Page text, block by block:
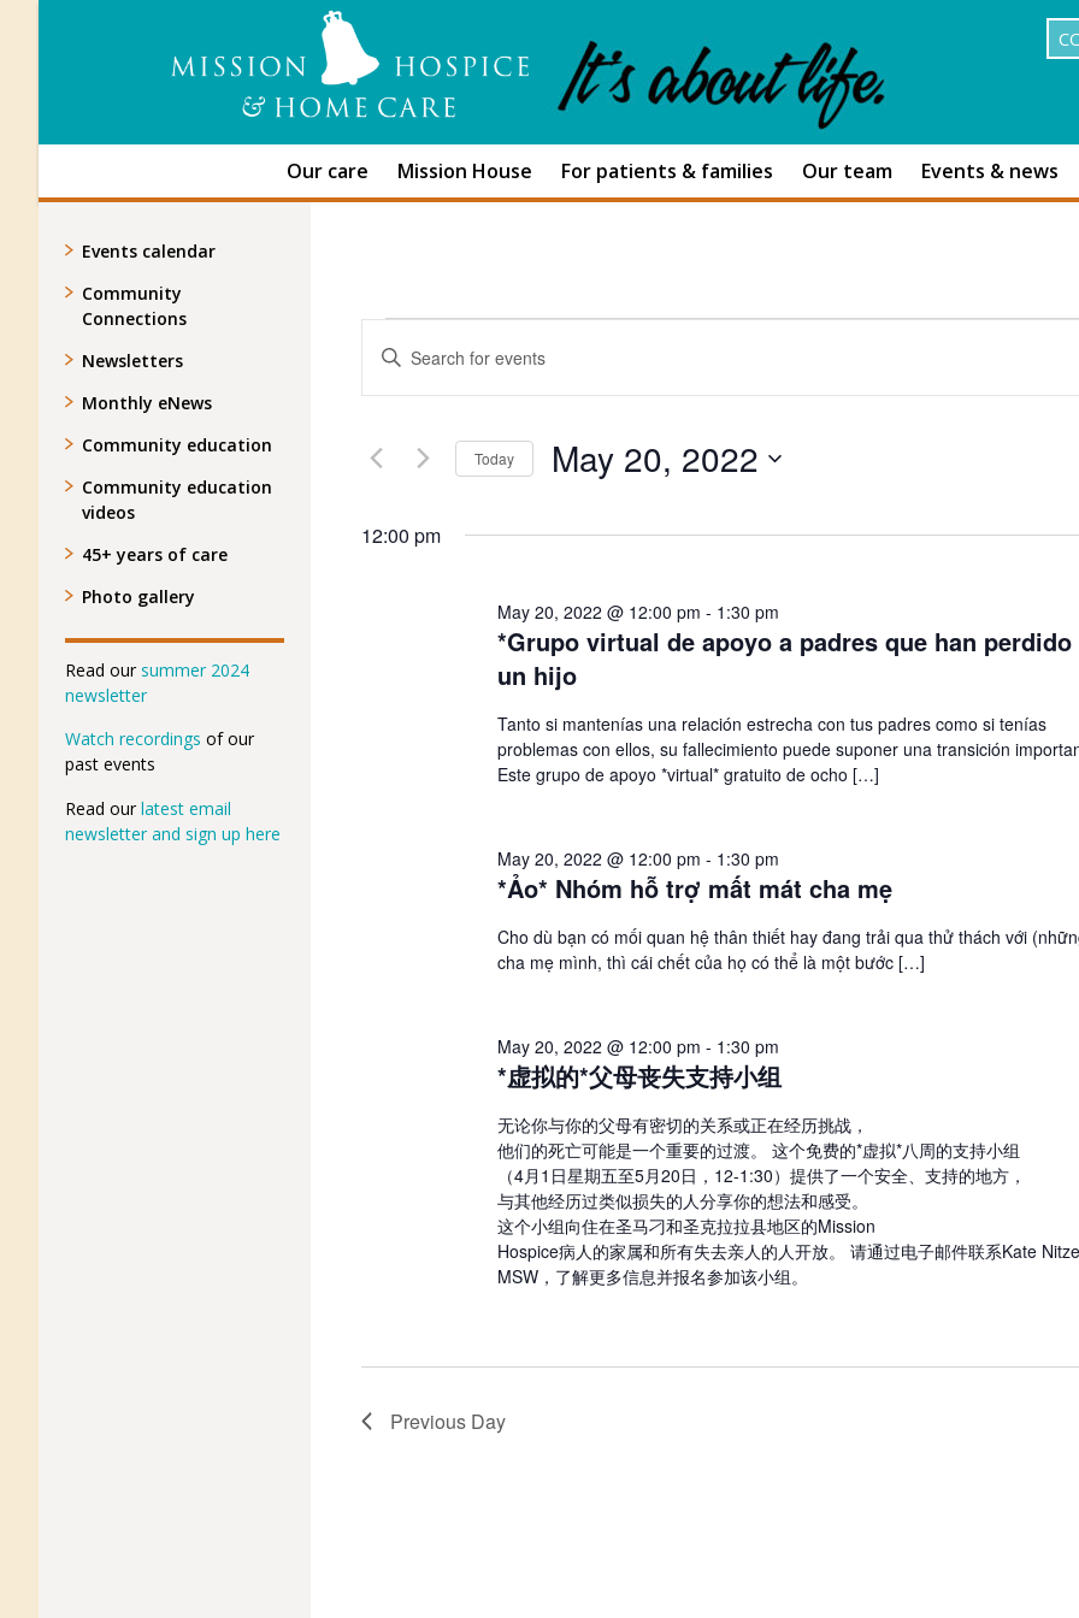
Our care Mission House For patients & families Our team Events & news
Events calendar
Community
Connections
Newsletters
Monthly eNews
Community education
Community education
videos
45+ years of care
Photo gallery
Read our summer 2024
newsletter
Watch recordings of our
past events
Read our latest email
newsletter and sign up here
Events
for
20,
Search
and
Navigation
Enter
Keyword.
Search
Events
Today May 20, 2022
12:00 pm
*Grupo virtual de apoyo a padres que han perdido
un hijo
May 20, 2022 @ 12:00 pm - 1:30 pm
Tanto si mantenías una relación estrecha con tus padres como si tenías
problemas con ellos, su fallecimiento puede suponer una transición
Este grupo de apoyo *virtual* gratuito de ocho […]
*Ảo* Nhóm hỗ trợ mất mát cha mẹ
May 20, 2022 @ 12:00 pm - 1:30 pm
Cho dù bạn có mối quan hệ thân thiết hay đang trải qua thử thách với
cha mẹ mình, thì cái chết của họ có thể là một bước […]
*虚拟的*父母丧失支持小组
May 20, 2022 @ 12:00 pm - 1:30 pm
无论你与你的父母有密切的关系或正在经历挑战，
他们的死亡可能是一个重要的过渡。 这个免费的*虚拟*八周的支持小组
（4月1日星期五至5月20日，12-1:30）提供了一个安全、支持的地方，
与其他经历过类似损失的人分享你的想法和感受。
这个小组向住在圣马刁和圣克拉拉县地区的Mission
Hospice病人的家属和所有失去亲人的人开放。 请通过电子邮件联系Kate
MSW，了解更多信息并报名参加该小组。
Previous Day